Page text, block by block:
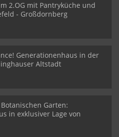
2.OG mit Pantryküche und
- Großdornberg
Generationenhaus in der
Altstadt
Garten:
in exklusiver Lage von